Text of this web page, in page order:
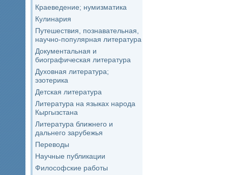
Краеведение; нумизматика
Кулинария
Путешествия, познавательная,
научно-популярная литература
Документальная и
биографическая литература
Духовная литература;
эзотерика
Детская литература
Литература на языках народа
Кыргызстана
Литература ближнего и
дальнего зарубежья
Переводы
Научные публикации
Философские работы